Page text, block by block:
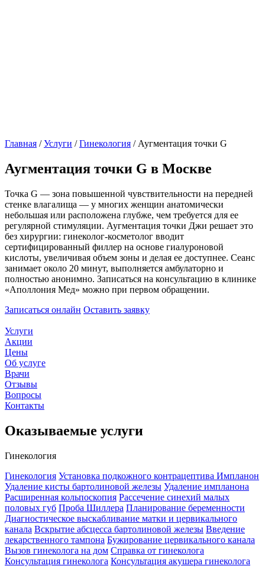
Главная /Услуги /Гинекология / Аугментация точки G
Аугментация точки G в Москве
Точка G — зона повышенной чувствительности на передней
стенке влагалища — у многих женщин анатомически
небольшая или расположена глубже, чем требуется для ее
регулярной стимуляции. Аугментация точки Джи решает это
без хирургии: гинеколог-косметолог вводит
сертифицированный филлер на основе гиалуроновой
кислоты, увеличивая объем зоны и делая ее доступнее. Сеанс
занимает около 20 минут, выполняется амбулаторно и
полностью анонимно. Записаться на консультацию в клинике
«Аполлония Мед» можно при первом обращении.
Записаться онлайн Оставить заявку
Услуги
Акции
Цены
Об услуге
Врачи
Отзывы
Вопросы
Контакты
Оказываемые услуги
Гинекология
Гинекология Установка подкожного контрацептива Импланон
Удаление кисты бартолиновой железы Удаление импланона
Расширенная кольпоскопия Рассечение синехий малых
половых губ Проба Шиллера Планирование беременности
Диагностическое выскабливание матки и цервикального
канала Вскрытие абсцесса бартолиновой железы Введение
лекарственного тампона Бужирование цервикального канала
Вызов гинеколога на дом Справка от гинеколога
Консультация гинеколога Консультация акушера гинеколога